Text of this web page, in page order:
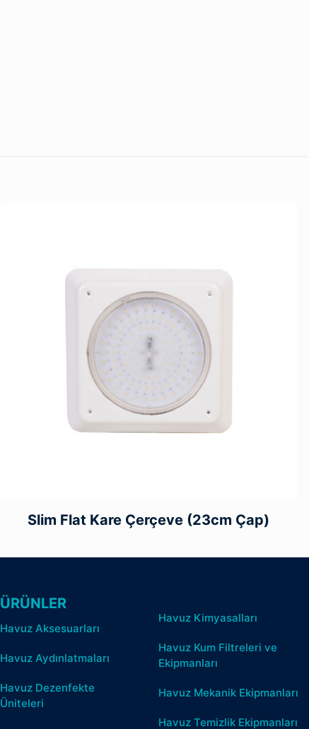
Slim Flat Kare Çerçeve (23cm Çap)
ÜRÜNLER
Havuz Aksesuarları
Havuz Aydınlatmaları
Havuz Dezenfekte
Üniteleri
Havuz Kimyasalları
Havuz Kum Filtreleri ve
Ekipmanları
Havuz Mekanik Ekipmanları
Havuz Temizlik Ekipmanları